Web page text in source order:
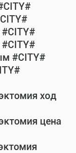
#CITY#
#CITY#
ход
цена